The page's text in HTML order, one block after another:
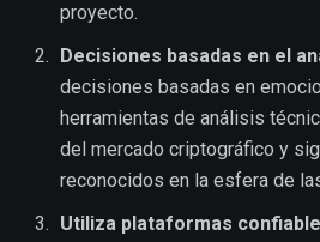
proyecto.
Decisiones basadas en el
decisiones basadas en
herramientas de análisis
del mercado criptográfico y
reconocidos en la esfera de
Utiliza plataformas